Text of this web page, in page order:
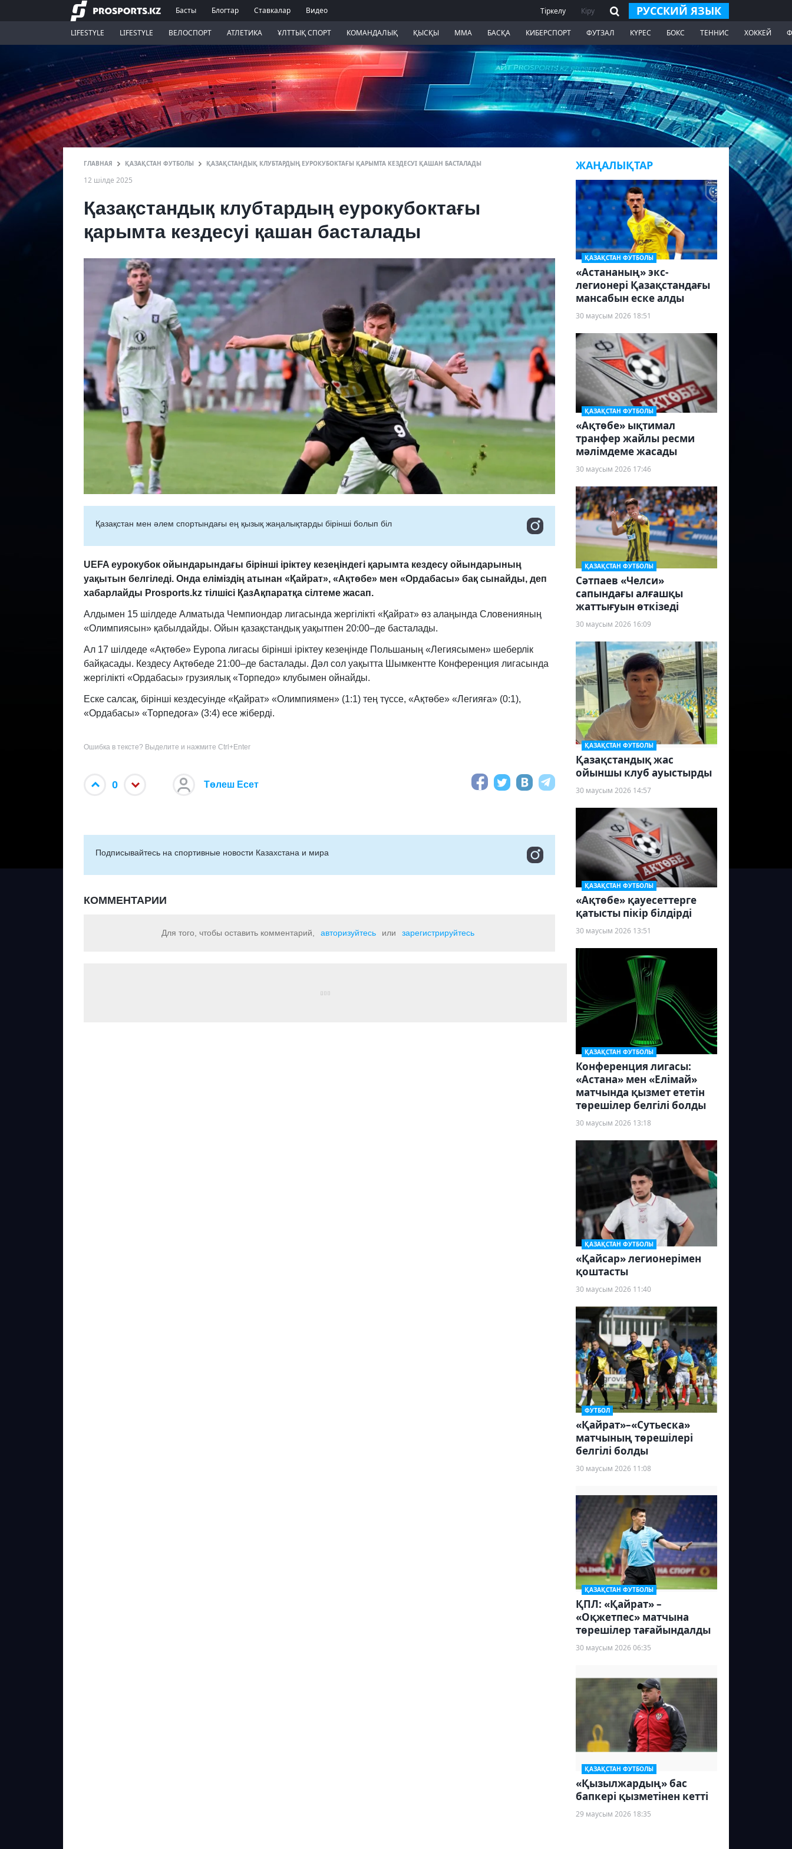
Басты Блогтар Ставкалар Видео Тіркелу Кіру РУССКИЙ ЯЗЫК
LIFESTYLE LIFESTYLE ВЕЛОСПОРТ АТЛЕТИКА ҰЛТТЫҚ СПОРТ КОМАНДАЛЫҚ ҚЫСҚЫ ММА БАСҚА КИБЕРСПОРТ ФУТЗАЛ КҮРЕС БОКС ТЕННИС ХОККЕЙ
ГЛАВНАЯ ҚАЗАҚСТАН ФУТБОЛЫ ҚАЗАҚСТАНДЫҚ КЛУБТАРДЫҢ ЕУРОКУБОКТАҒЫ ҚАРЫМТА КЕЗДЕСУІ ҚАШАН БАСТАЛАДЫ
12 шілде 2025
Қазақстандық клубтардың еурокубоктағы
қарымта кездесуі қашан басталады
Қазақстан мен әлем спортындағы ең қызық жаңалықтарды бірінші болып біл
UEFA еурокубок ойындарындағы бірінші іріктеу кезеңіндегі қарымта кездесу ойындарының
уақытын белгіледі. Онда еліміздің атынан «Қайрат», «Ақтөбе» мен «Ордабасы» бақ сынайды, деп
хабарлайды Prosports.kz тілшісі ҚазАқпаратқа сілтеме жасап.
Алдымен 15 шілдеде Алматыда Чемпиондар лигасында жергілікті «Қайрат» өз алаңында Словенияның
«Олимпиясын» қабылдайды. Ойын қазақстандық уақытпен 20:00–де басталады.
Ал 17 шілдеде «Ақтөбе» Еуропа лигасы бірінші іріктеу кезеңінде Польшаның «Легиясымен» шеберлік
байқасады. Кездесу Ақтөбеде 21:00–де басталады. Дәл сол уақытта Шымкентте Конференция лигасында
жергілікті «Ордабасы» грузиялық «Торпедо» клубымен ойнайды.
Еске салсақ, бірінші кездесуінде «Қайрат» «Олимпиямен» (1:1) тең түссе, «Ақтөбе» «Легияға» (0:1),
«Ордабасы» «Торпедоға» (3:4) есе жіберді.
Ошибка в тексте? Выделите и нажмите Ctrl+Enter
0 Төлеш Есет
Подписывайтесь на cпортивные новости Казахстана и мира
КОММЕНТАРИИ
Для того, чтобы оставить комментарий, авторизуйтесь или зарегистрируйтесь
ЖАҢАЛЫҚТАР
ҚАЗАҚСТАН ФУТБОЛЫ
«Астананың» экс-
легионері Қазақстандағы
мансабын еске алды
30 маусым 2026 18:51
ҚАЗАҚСТАН ФУТБОЛЫ
«Ақтөбе» ықтимал
транфер жайлы ресми
мәлімдеме жасады
30 маусым 2026 17:46
ҚАЗАҚСТАН ФУТБОЛЫ
Сәтпаев «Челси»
сапындағы алғашқы
жаттығуын өткізеді
30 маусым 2026 16:09
ҚАЗАҚСТАН ФУТБОЛЫ
Қазақстандық жас
ойыншы клуб ауыстырды
30 маусым 2026 14:57
ҚАЗАҚСТАН ФУТБОЛЫ
«Ақтөбе» қауесеттерге
қатысты пікір білдірді
30 маусым 2026 13:51
ҚАЗАҚСТАН ФУТБОЛЫ
Конференция лигасы:
«Астана» мен «Елімай»
матчында қызмет ететін
төрешілер белгілі болды
30 маусым 2026 13:18
ҚАЗАҚСТАН ФУТБОЛЫ
«Қайсар» легионерімен
қоштасты
30 маусым 2026 11:40
ФУТБОЛ
«Қайрат»–«Сутьеска»
матчының төрешілері
белгілі болды
30 маусым 2026 11:08
ҚАЗАҚСТАН ФУТБОЛЫ
ҚПЛ: «Қайрат» –
«Оқжетпес» матчына
төрешілер тағайындалды
30 маусым 2026 06:35
ҚАЗАҚСТАН ФУТБОЛЫ
«Қызылжардың» бас
бапкері қызметінен кетті
29 маусым 2026 18:35